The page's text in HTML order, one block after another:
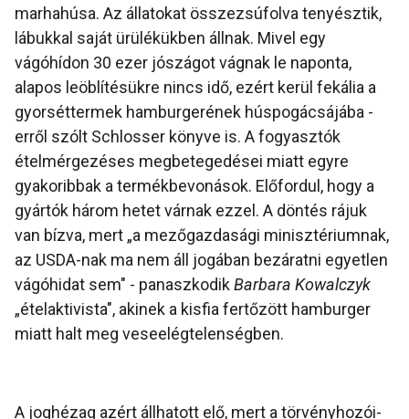
marhahúsa. Az állatokat összezsúfolva tenyésztik,
lábukkal saját ürülékükben állnak. Mivel egy
vágóhídon 30 ezer jószágot vágnak le naponta,
alapos leöblítésükre nincs idő, ezért kerül fekália a
gyorséttermek hamburgerének húspogácsájába -
erről szólt Schlosser könyve is. A fogyasztók
ételmérgezéses megbetegedései miatt egyre
gyakoribbak a termékbevonások. Előfordul, hogy a
gyártók három hetet várnak ezzel. A döntés rájuk
van bízva, mert „a mezőgazdasági minisztériumnak,
az USDA-nak ma nem áll jogában bezáratni egyetlen
vágóhidat sem" - panaszkodikBarbara Kowalczyk
„ételaktivista", akinek a kisfia fertőzött hamburger
miatt halt meg veseelégtelenségben.
A joghézag azért állhatott elő, mert a törvényhozói-